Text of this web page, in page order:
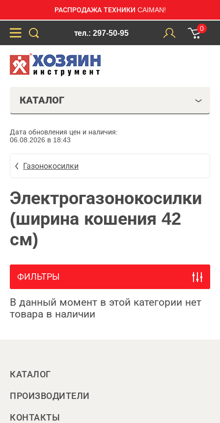
РАСПРОДАЖА ТЕХНИКИ CAIMAN!
тел.: 297-50-95
0
КАТАЛОГ
Дата обновления цен и наличия:
06.08.2026 в 18:43
Газонокосилки
Электрогазонокосилки
(ширина кошения 42
см)
ФИЛЬТРЫ
В данный момент в этой категории нет
товара в наличии
КАТАЛОГ
ПРОИЗВОДИТЕЛИ
КОНТАКТЫ